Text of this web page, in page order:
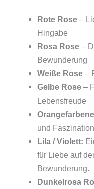
Rote Rose–
Hingabe
Rosa Rose–
Bewunderung
Weiße Rose–
Gelbe Rose–
Lebensfreude
und
Lila / Violett:
für Liebe auf
Bewunderung.
Dunkelrosa